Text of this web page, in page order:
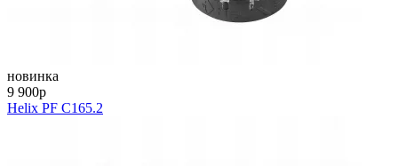
новинка
9 900p
Helix PF C165.2